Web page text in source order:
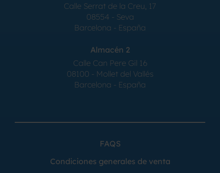
Calle Serrat de la Creu, 17
08554 - Seva
Barcelona - España
Almacén 2
Calle Can Pere Gil 16
08100 - Mollet del Vallés
Barcelona - España
FAQS
Condiciones generales de venta